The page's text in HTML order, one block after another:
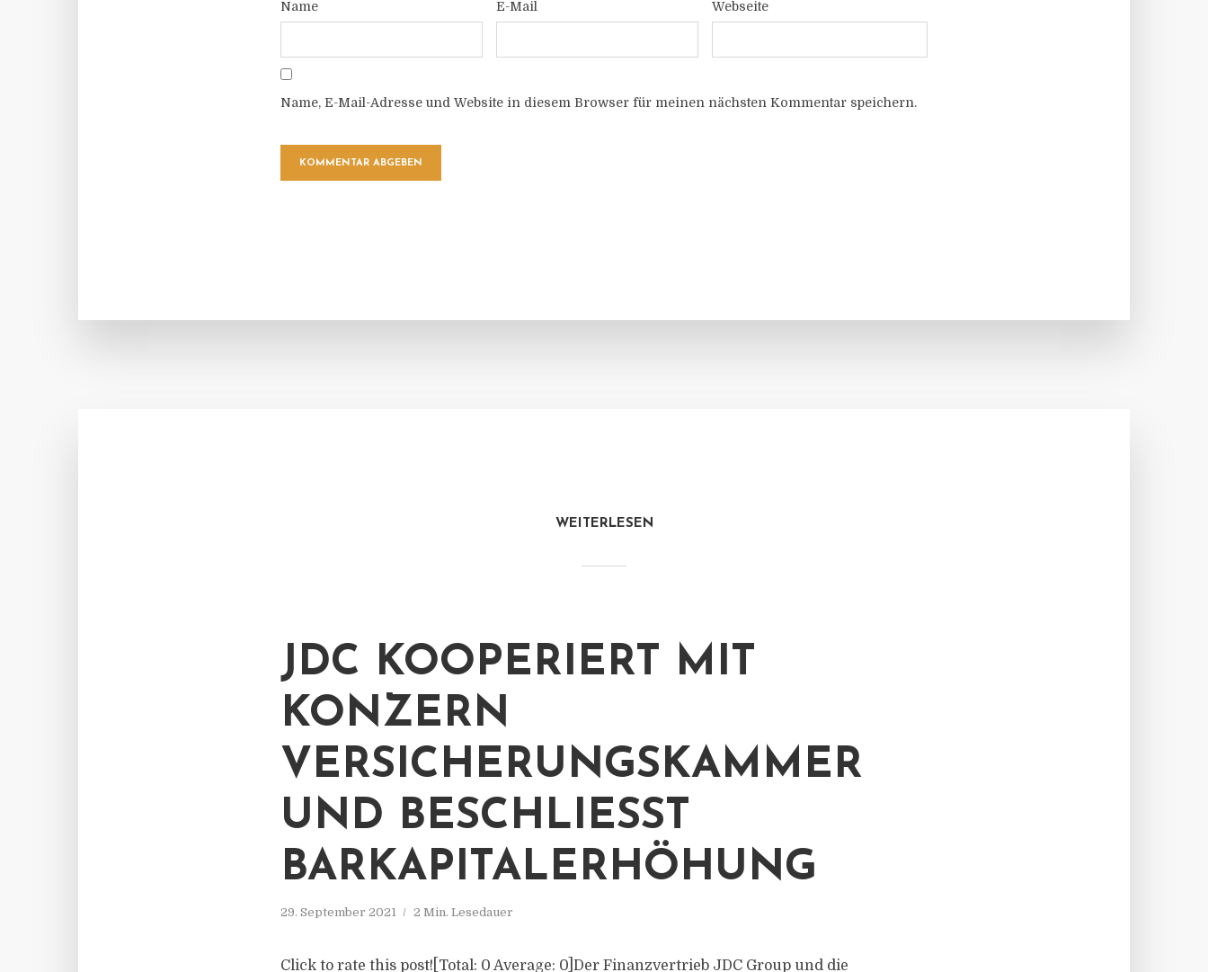
Name E-Mail Webseite
Name, E-Mail-Adresse und Website in diesem Browser für meinen nächsten Kommentar speichern.
WEITERLESEN
JDC KOOPERIERT MIT
KONZERN
VERSICHERUNGSKAMMER
UND BESCHLIESST B
ARKAPITALERHÖHUNG
29. September 2021 2 Min. Lesedauer
Click to rate this post![Total: 0 Average: 0]Der Finanzvertrieb JDC Group und die